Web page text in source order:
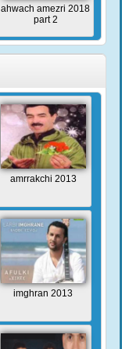
ahwach amezri 2018
part 2
amrrakchi 2013
imghran 2013